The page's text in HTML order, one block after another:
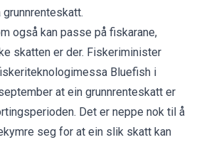
også kan passe på fiskarane,
skatten er der. Fiskeriminister
Bluefish i
at ein grunnrenteskatt er
Det er neppe nok til å
seg for at ein slik skatt kan